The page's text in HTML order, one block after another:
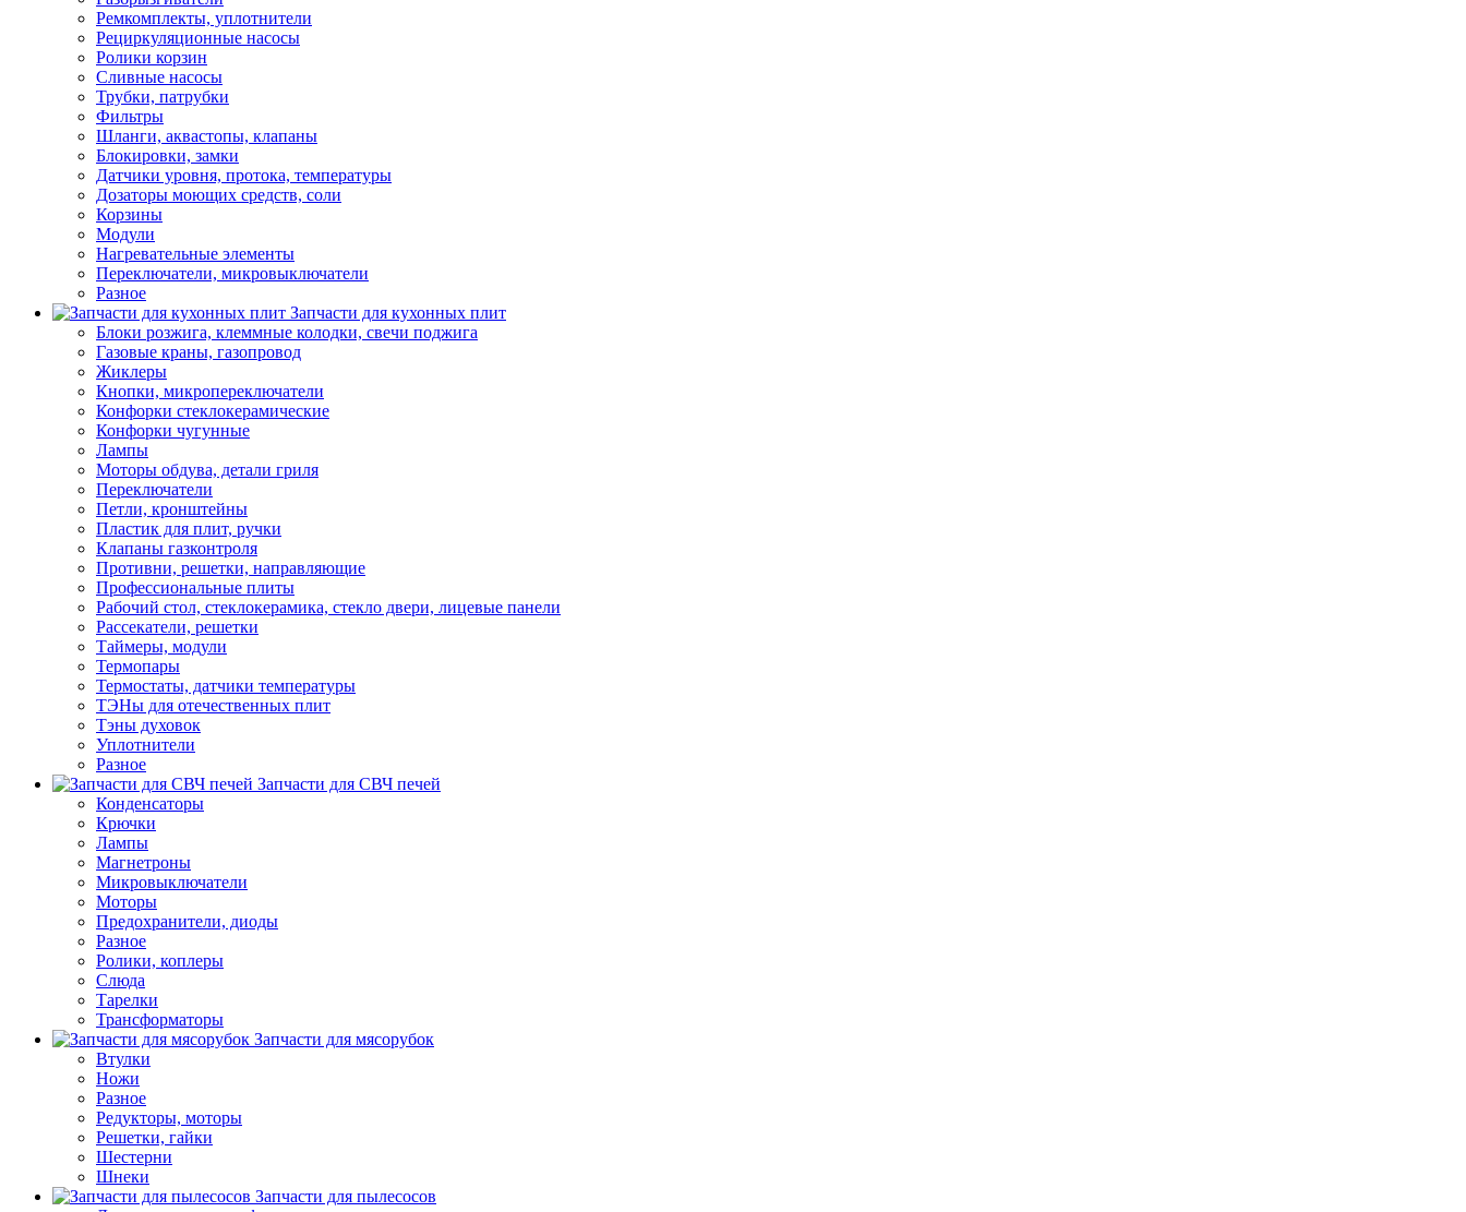
Ремкомплекты, уплотнители
Рециркуляционные насосы
Ролики корзин
Сливные насосы
Трубки, патрубки
Фильтры
Шланги, аквастопы, клапаны
Блокировки, замки
Датчики уровня, протока, температуры
Дозаторы моющих средств, соли
Корзины
Модули
Нагревательные элементы
Переключатели, микровыключатели
Разное
Запчасти для кухонных плит
Блоки розжига, клеммные колодки, свечи поджига
Газовые краны, газопровод
Жиклеры
Кнопки, микропереключатели
Конфорки стеклокерамические
Конфорки чугунные
Лампы
Моторы обдува, детали гриля
Переключатели
Петли, кронштейны
Пластик для плит, ручки
Клапаны газконтроля
Противни, решетки, направляющие
Профессиональные плиты
Рабочий стол, стеклокерамика, стекло двери, лицевые панели
Рассекатели, решетки
Таймеры, модули
Термопары
Термостаты, датчики температуры
ТЭНы для отечественных плит
Тэны духовок
Уплотнители
Разное
Запчасти для СВЧ печей
Конденсаторы
Крючки
Лампы
Магнетроны
Микровыключатели
Моторы
Предохранители, диоды
Разное
Ролики, коплеры
Слюда
Тарелки
Трансформаторы
Запчасти для мясорубок
Втулки
Ножи
Разное
Редукторы, моторы
Решетки, гайки
Шестерни
Шнеки
Запчасти для пылесосов